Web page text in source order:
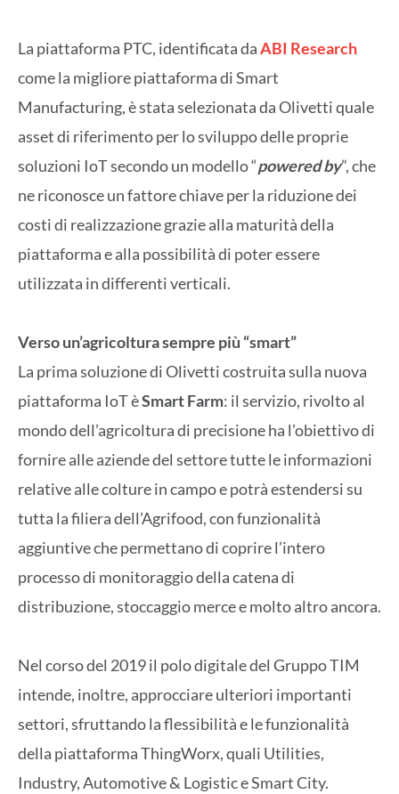
La piattaforma PTC, identificata daABI Research
come la migliore piattaforma di Smart
Manufacturing, è stata selezionata da Olivetti quale
asset di riferimento per lo sviluppo delle proprie
soluzioni IoT secondo un modello “powered by”, che
ne riconosce un fattore chiave per la riduzione dei
costi di realizzazione grazie alla maturità della
piattaforma e alla possibilità di poter essere
utilizzata in differenti verticali.
Verso un’agricoltura sempre più “smart”
La prima soluzione di Olivetti costruita sulla nuova
piattaforma IoT èSmart Farm: il servizio, rivolto al
mondo dell’agricoltura di precisione ha l’obiettivo di
fornire alle aziende del settore tutte le informazioni
relative alle colture in campo e potrà estendersi su
tutta la filiera dell’Agrifood, con funzionalità
aggiuntive che permettano di coprire l’intero
processo di monitoraggio della catena di
distribuzione, stoccaggio merce e molto altro ancora.
Nel corso del 2019 il polo digitale del Gruppo TIM
intende, inoltre, approcciare ulteriori importanti
settori, sfruttando la flessibilità e le funzionalità
della piattaforma ThingWorx, quali Utilities,
Industry, Automotive & Logistic e Smart City.